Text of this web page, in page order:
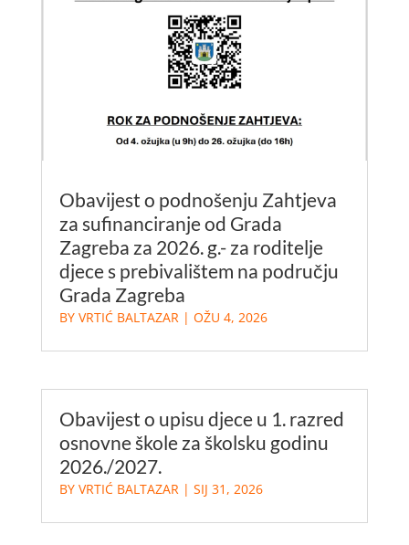
Obavijest o podnošenju Zahtjeva
za sufinanciranje od Grada
Zagreba za 2026. g.- za roditelje
djece s prebivalištem na području
Grada Zagreba
BY VRTIĆ BALTAZAR | OŽU 4, 2026
Obavijest o upisu djece u 1. razred
osnovne škole za školsku godinu
2026./2027.
BY VRTIĆ BALTAZAR| SIJ 31, 2026